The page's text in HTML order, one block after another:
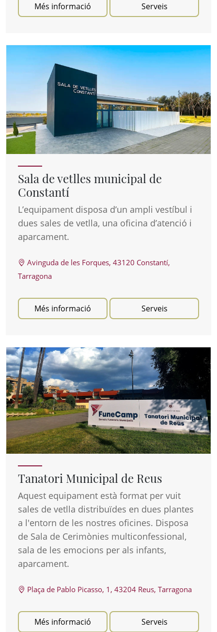
Més informació Serveis
Sala de vetlles municipal de
Constantí
L’equipament disposa d’un ampli vestíbul i
dues sales de vetlla, una oficina d’atenció i
aparcament.
Avinguda de les Forques, 43120 Constantí,
Tarragona
Més informació Serveis
Tanatori Municipal de Reus
Aquest equipament està format per vuit
sales de vetlla distribuïdes en dues plantes
a l'entorn de les nostres oficines. Disposa
de Sala de Cerimònies multiconfessional,
sala de les emocions per als infants,
aparcament.
Plaça de Pablo Picasso, 1, 43204 Reus, Tarragona
Més informació Serveis